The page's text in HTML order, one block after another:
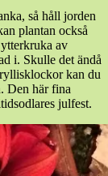
så håll jorden
plantan också
av
i. Skulle det ändå
kan du
Den här fina
julfest.